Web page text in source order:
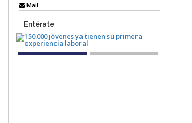
Mail
Entérate